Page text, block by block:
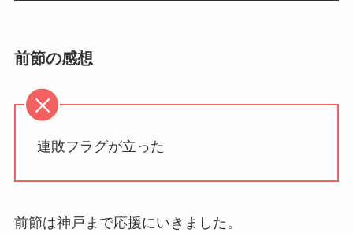
前節の感想
連敗フラグが立った
前節は神戸まで応援にいきました。